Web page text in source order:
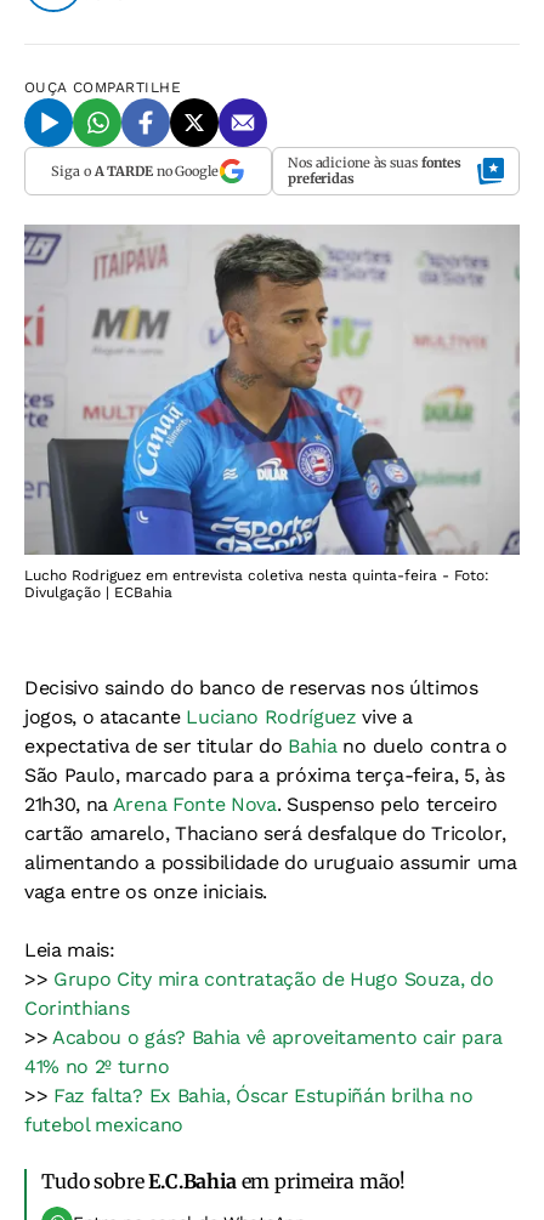
OUÇA COMPARTILHE
Siga o A TARDEno Google Nos adicione às suas fontes
preferidas
Lucho Rodriguez em entrevista coletiva nesta quinta-feira - Foto:
Divulgação | ECBahia
Decisivo saindo do banco de reservas nos últimos
jogos, o atacante Luciano Rodríguez vive a
expectativa de ser titular do Bahiano duelo contra o
São Paulo, marcado para a próxima terça-feira, 5, às
21h30, na Arena Fonte Nova. Suspenso pelo terceiro
cartão amarelo, Thaciano será desfalque do Tricolor,
alimentando a possibilidade do uruguaio assumir uma
vaga entre os onze iniciais.
Leia mais:
>> Grupo City mira contratação de Hugo Souza, do
Corinthians
>>Acabou o gás? Bahia vê aproveitamento cair para
41% no 2º turno
>> Faz falta? Ex Bahia, Óscar Estupiñán brilha no
futebol mexicano
Tudo sobreE.C.Bahiaem primeira mão!